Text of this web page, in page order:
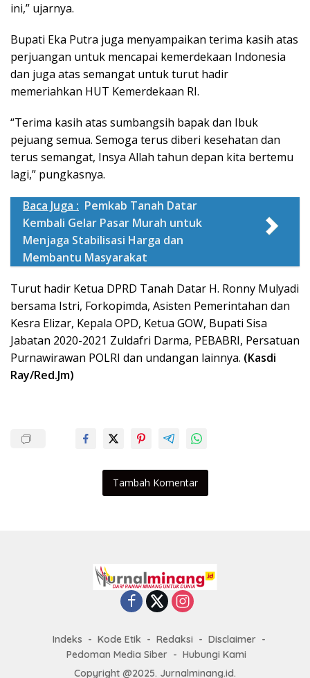
ini,” ujarnya.
Bupati Eka Putra juga menyampaikan terima kasih atas
perjuangan untuk mencapai kemerdekaan Indonesia
dan juga atas semangat untuk turut hadir
memeriahkan HUT Kemerdekaan RI.
“Terima kasih atas sumbangsih bapak dan Ibuk
pejuang semua. Semoga terus diberi kesehatan dan
terus semangat, Insya Allah tahun depan kita bertemu
lagi,” pungkasnya.
Baca Juga : Pemkab Tanah Datar
Kembali Gelar Pasar Murah untuk
Menjaga Stabilisasi Harga dan
Membantu Masyarakat
Turut hadir Ketua DPRD Tanah Datar H. Ronny Mulyadi
bersama Istri, Forkopimda, Asisten Pemerintahan dan
Kesra Elizar, Kepala OPD, Ketua GOW, Bupati Sisa
Jabatan 2020-2021 Zuldafri Darma, PEBABRI, Persatuan
Purnawirawan POLRI dan undangan lainnya. (Kasdi
Ray/Red.Jm)
Tambah Komentar
Indeks Kode Etik Redaksi
Disclaimer
Pedoman Media Siber
Hubungi Kami
Copyright @2025. Jurnalminang.id.